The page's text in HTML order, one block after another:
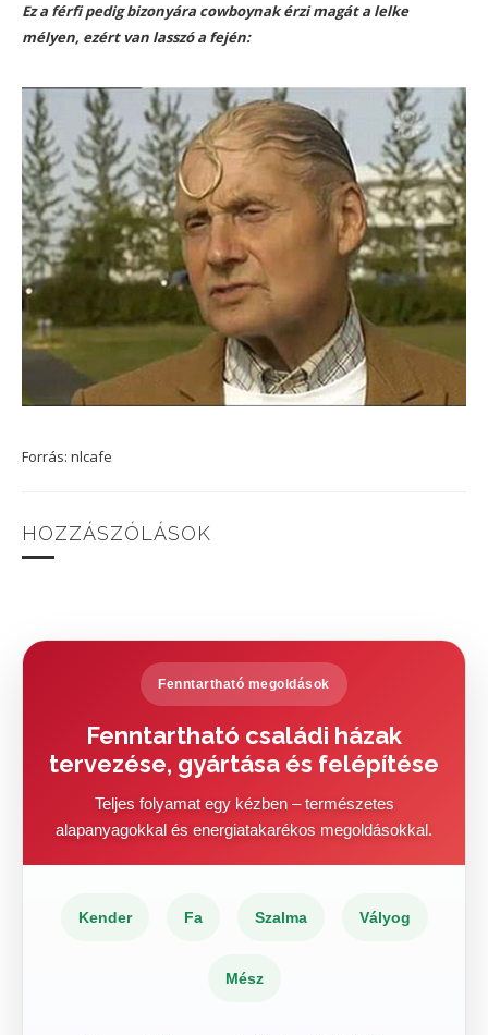
Ez a férfi pedig bizonyára cowboynak érzi magát a lelke
mélyen, ezért van lasszó a fején:
Forrás: nlcafe
HOZZÁSZÓLÁSOK
Fenntartható megoldások
Fenntartható családi házak
tervezése, gyártása és felépítése
Teljes folyamat egy kézben – természetes
alapanyagokkal és energiatakarékos megoldásokkal.
Kender Fa Szalma Vályog
Mész